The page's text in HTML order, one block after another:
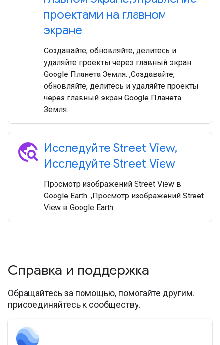
проектами на главном
экране
Создавайте, обновляйте, делитесь и
удаляйте проекты через главный экран
Google Планета Земля. ,Создавайте,
обновляйте, делитесь и удаляйте проекты
через главный экран Google Планета
Земля.
travel_explore Исследуйте Street View,
Исследуйте Street View
Просмотр изображений Street View в
Google Earth. ,Просмотр изображений Street
View в Google Earth.
Справка и поддержка
Обращайтесь за помощью, помогайте другим,
присоединяйтесь к сообществу.